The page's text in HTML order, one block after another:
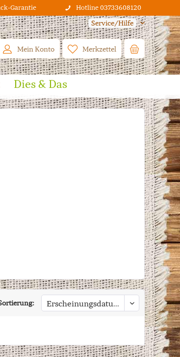
Garantie Hotline 03733608120
Service/Hilfe
Merkzettel
Mein Konto
Dies & Das